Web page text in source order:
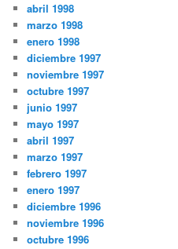
abril 1998
marzo 1998
enero 1998
diciembre 1997
noviembre 1997
octubre 1997
junio 1997
mayo 1997
abril 1997
marzo 1997
febrero 1997
enero 1997
diciembre 1996
noviembre 1996
octubre 1996